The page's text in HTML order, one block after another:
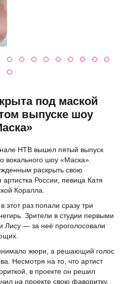
под маской
выпуске шоу
НТВ вышел пятый выпуск
вокального шоу «Маска».
раскрыть свою
России, певица Катя
Коралла.
раз попали сразу три
Зрители в студии первыми
Лису — за неё проголосовали
жюри, а решающий голос
Несмотря на то, что артист
в проекте он решил
на проекте свою фаворитку.